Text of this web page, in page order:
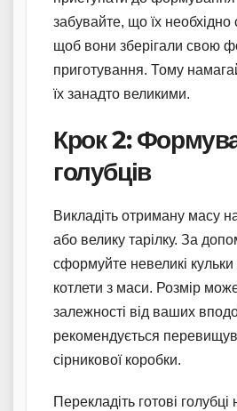
забувайте, що їх
щоб вони зберігали свою
приготування. Тому
їх занадто великими.
Крок 2:
голубців
Викладіть отриману масу
або велику тарілку. За
сформуйте невеликі кульки
котлети з маси. Розмір
залежності від ваших
рекомендується
сірникової коробки.
Перекладіть готові голубці